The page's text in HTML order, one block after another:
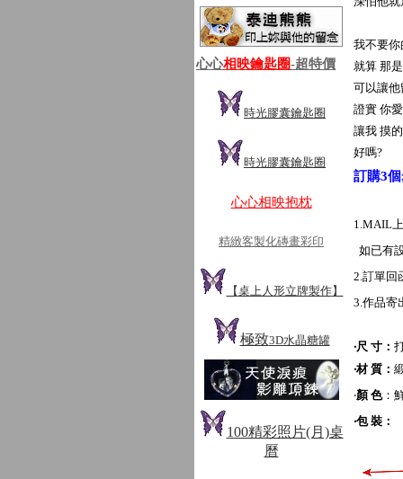
心心相映鑰匙圈-超特價
時光膠囊鑰匙圈
時光膠囊鑰匙圈
心心相映抱枕
精緻客製化磚畫彩印
【桌上人形立牌製作】
極致3D水晶糖罐
100精彩照片(月)桌
曆
我不要你
就算 那
可以讓
證實 你
讓我 摸
好嗎?
訂購3
1.MAIL
如已有
2.訂單回
3.作品寄
‧尺 寸：
‧材 質：
‧顏 色：
‧包 裝：